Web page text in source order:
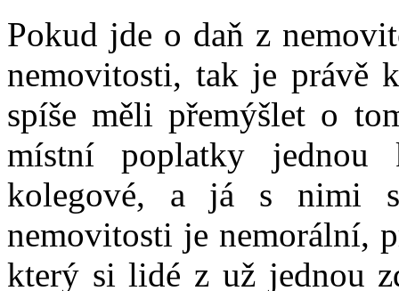
Pokud jde o daň z
nemovitosti, tak je právě
spíše měli přemýšlet o
místní poplatky jednou
kolegové, a já s nimi
nemovitosti je nemorální,
který si lidé z už jednou